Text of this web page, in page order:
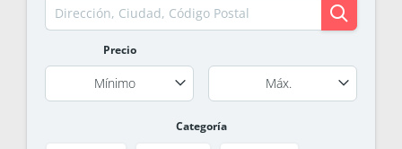
Precio
Mínimo Máx.
Categoría